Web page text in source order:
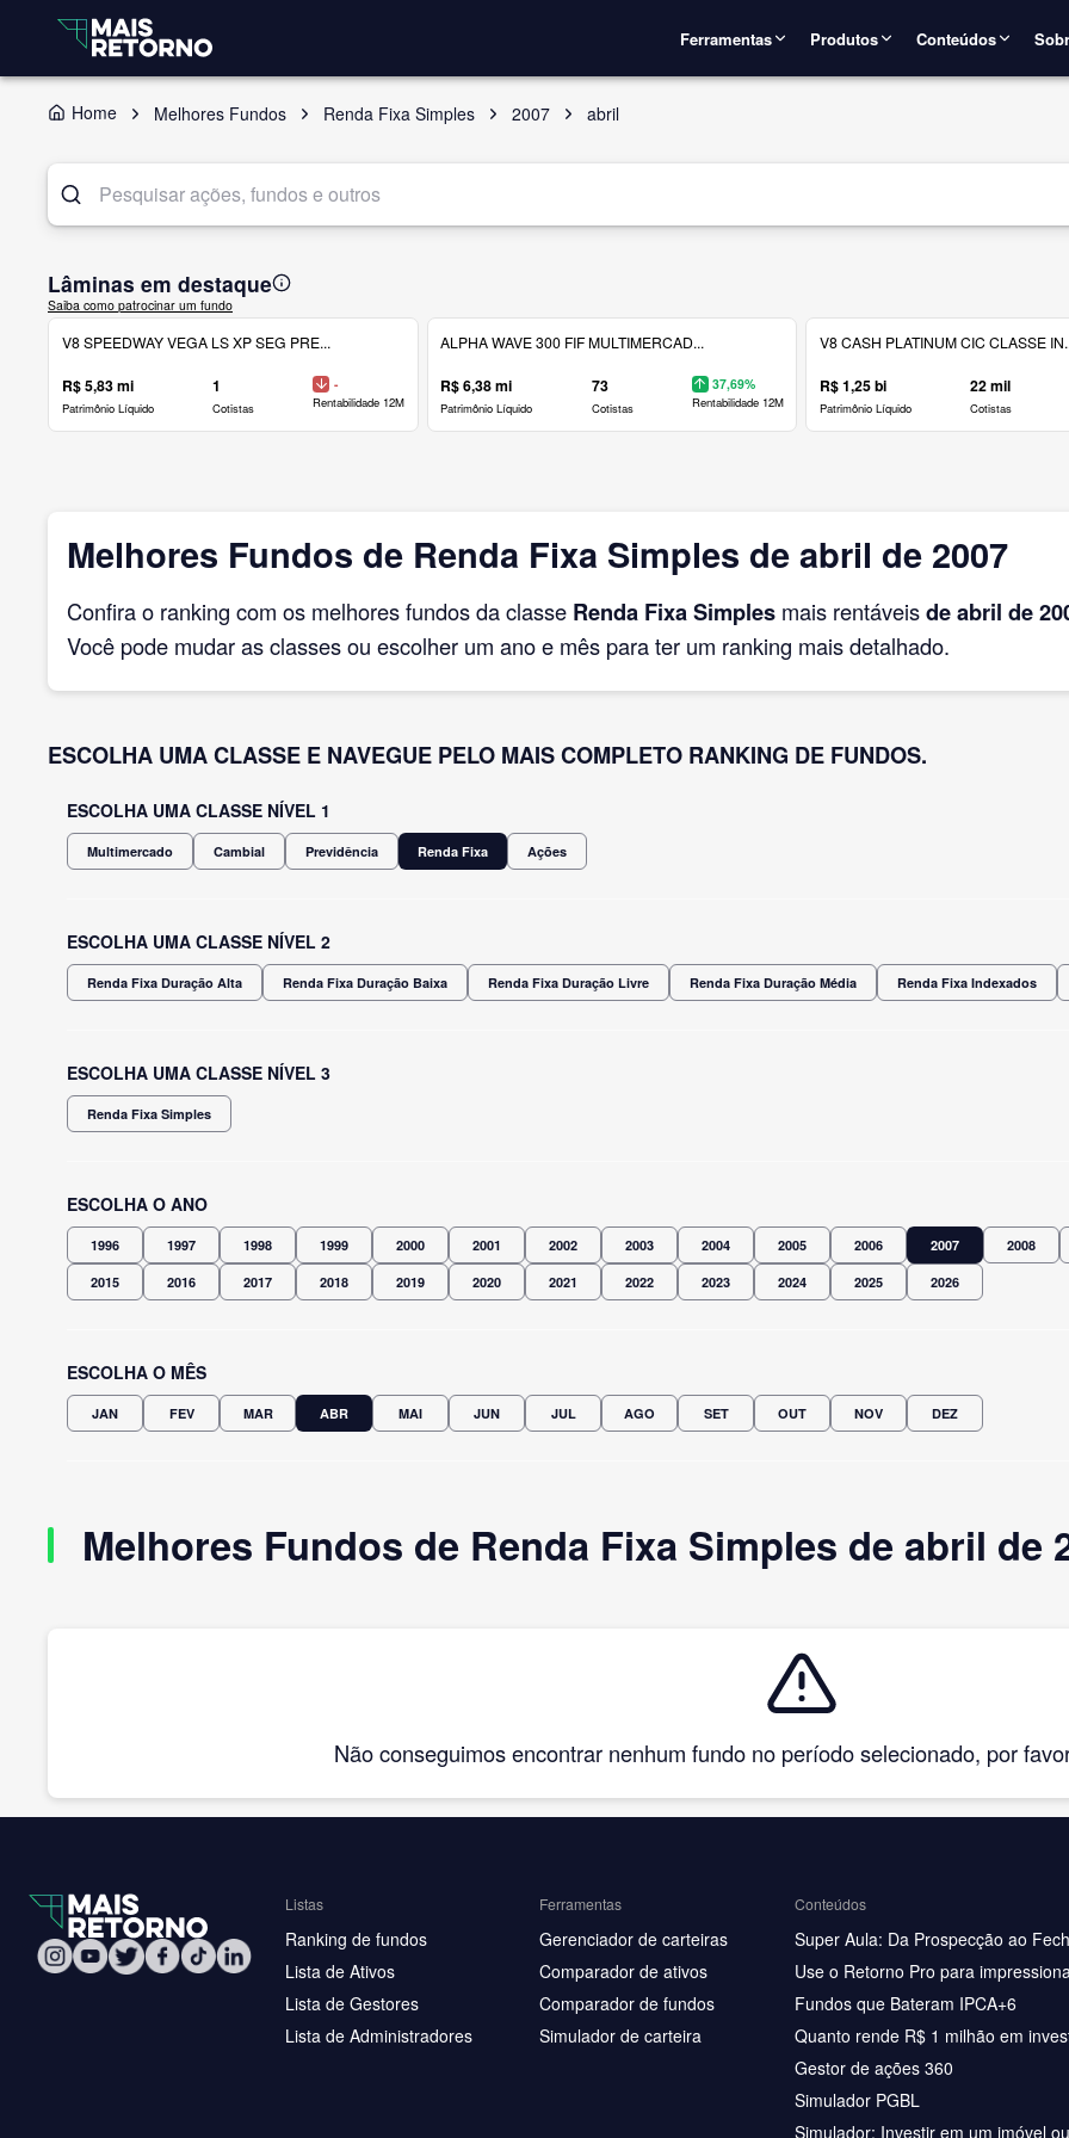
Ferramentas Produtos Conteúdos
Home Melhores Fundos Renda Fixa Simples 2007 abril
Lâminas em destaque
Saiba como patrocinar um fundo
V8 SPEEDWAY VEGA LS XP SEG PRE...
R$ 5,83 mi
Patrimônio Líquido
1
Cotistas
-
Rentabilidade 12M
ALPHA WAVE 300 FIF MULTIMERCAD...
R$ 6,38 mi
Patrimônio Líquido
73
Cotistas
37,69%
Rentabilidade 12M
V8 CASH PLATINUM CIC CLASSE
R$ 1,25 bi
Patrimônio Líquido
22 mil
Cotistas
Melhores Fundos de Renda Fixa Simples de abril de 2007
Confira o ranking com os melhores fundos da classe Renda Fixa Simples mais rentáveisde abril de
Você pode mudar as classes ou escolher um ano e mês para ter um ranking mais detalhado.
ESCOLHA UMA CLASSE E NAVEGUE PELO MAIS COMPLETO RANKING DE FUNDOS.
ESCOLHA UMA CLASSE NÍVEL 1
Multimercado Cambial Previdência Renda Fixa Ações
ESCOLHA UMA CLASSE NÍVEL 2
Renda Fixa Duração Alta Renda Fixa Duração Baixa Renda Fixa Duração Livre Renda Fixa Duração Média Renda Fixa Indexados
ESCOLHA UMA CLASSE NÍVEL 3
Renda Fixa Simples
ESCOLHA O ANO
1996 1997 1998 1999 2000 2001 2002 2003 2004 2005 2006 2007 2008
2015 2016 2017 2018 2019 2020 2021 2022 2023 2024 2025 2026
ESCOLHA O MÊS
JAN FEV MAR ABR MAI JUN JUL AGO SET OUT NOV DEZ
Melhores Fundos de Renda Fixa Simples de abril de
Não conseguimos encontrar nenhum fundo no período selecionado, por
Listas
Ranking de fundos
Lista de Ativos
Lista de Gestores
Lista de Administradores
Ferramentas
Gerenciador de carteiras
Comparador de ativos
Comparador de fundos
Simulador de carteira
Conteúdos
Super Aula: Da Prospecção ao
Use o Retorno Pro para
Fundos que Bateram IPCA+6
Quanto rende R$ 1 milhão em
Gestor de ações 360
Simulador PGBL
Simulador: Investir em um imóvel